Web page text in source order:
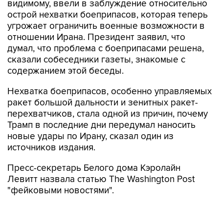
видимому, ввели в заблуждение относительно
острой нехватки боеприпасов, которая теперь
угрожает ограничить военные возможности в
отношении Ирана. Президент заявил, что
думал, что проблема с боеприпасами решена,
сказали собеседники газеты, знакомые с
содержанием этой беседы.
Нехватка боеприпасов, особенно управляемых
ракет большой дальности и зенитных ракет-
перехватчиков, стала одной из причин, почему
Трамп в последние дни передумал наносить
новые удары по Ирану, сказал один из
источников издания.
Пресс-секретарь Белого дома Кэролайн
Левитт назвала статью The Washington Post
"фейковыми новостями".